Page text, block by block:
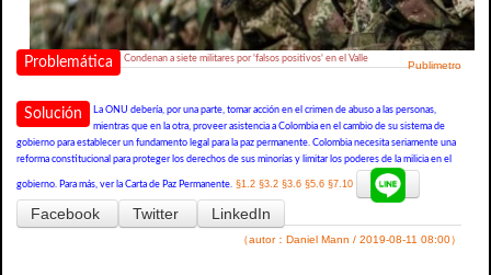
Problemática Condenan a siete militares por 'falsos positivos' en el Valle
Publimetro
Solución
La ONU debería, por una parte, tomar acción en el crimen de abuso a las personas,
mientras que en la otra, proveer asistencia a Colombia en el cambio de su sistema de
gobierno para establecer un fundamento legal para la paz permanente. Colombia necesita seriamente una
reforma constitucional para proteger los derechos de sus minorías y limitar los poderes de la milicia en el
gobierno. Para más, ver la Carta de Paz Permanente. §1.2 §3.2 §3.6 §5.6 §7.10
Facebook Twitter LinkedIn
（autor：Daniel Mann / 2019-08-11 08:00）